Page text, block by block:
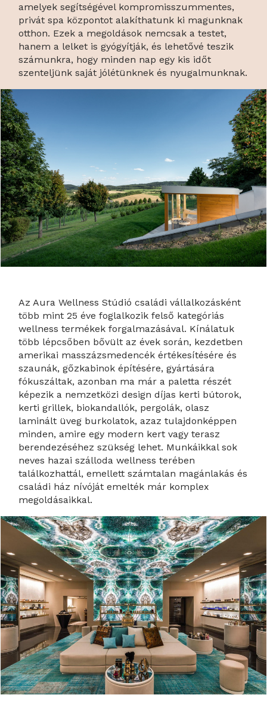
amelyek segítségével kompromisszummentes,
privát spa központot alakíthatunk ki magunknak
otthon. Ezek a megoldások nemcsak a testet,
hanem a lelket is gyógyítják, és lehetővé teszik
számunkra, hogy minden nap egy kis időt
szenteljünk saját jól­­­­étünknek és nyugalmunknak.
Az Aura Wellness Stúdió családi vállalkozásként
több mint 25 éve foglalkozik felső kategóriás
wellness termékek forgalmazásával. Kínálatuk
több lépcsőben bővült az évek során, kezdetben
amerikai masszázsmedencék értékesítésére és
szaunák, gőzkabinok építésére, gyártására
fókuszáltak, azonban ma már a paletta részét
képezik a nemzetközi design díjas kerti bútorok,
kerti grillek, biokandallók, pergolák, olasz
laminált üveg burkolatok, azaz tulajdonképpen
minden, amire egy modern kert vagy terasz
berendezéséhez szükség lehet. Munkáikkal sok
neves hazai szálloda wellness terében
találkozhattál, emellett számtalan magánlakás és
családi ház nívóját emelték már komplex
megoldásaikkal.